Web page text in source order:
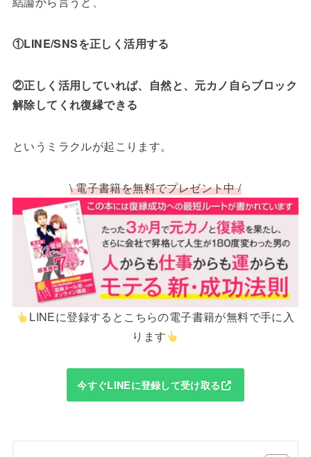
①LINE/SNSを正しく活用する
②正しく活用していれば、自然と、元カノ自らブロック
解除してくれ復縁できる
というミラクルが起こります。
\ 電子書籍を無料でプレゼント中 /
LINEに登録するとこちらの電子書籍が無料で手に入
ります
今すぐLINEに登録して受け取る